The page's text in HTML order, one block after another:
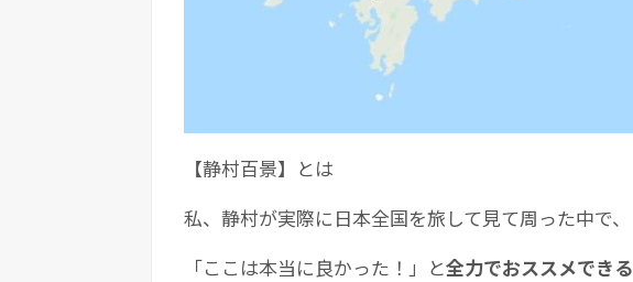
【静村百景】とは
私、静村が実際に日本全国を旅して見て周った中で、
「ここは本当に良かった！」と全力でおススメできる